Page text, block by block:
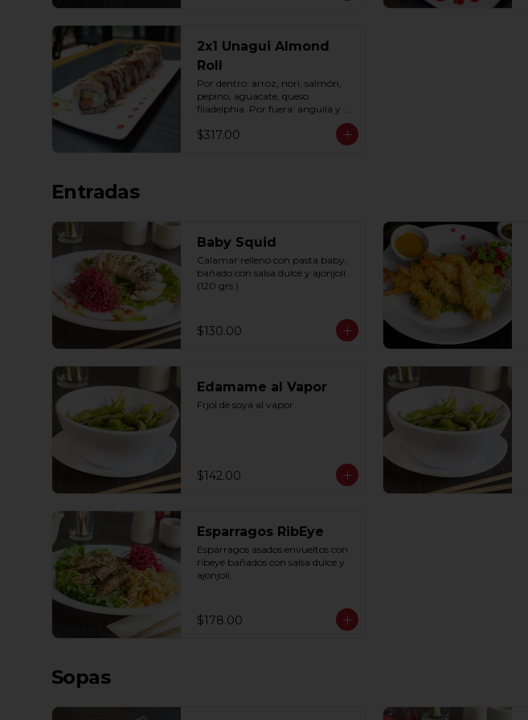
2x1 Unagui Almond
Roll
Por dentro: arroz, nori, salmón,
pepino, aguacate, queso
filadelphia. Por fuera: anguila y
almendra, bañado en salsa dulce
(10 pzas. por rollo).
$317.00
Entradas
Baby Squid
Calamar relleno con pasta baby,
bañado con salsa dulce y ajonjolí.
(120 grs.)
$130.00
Edamame al Vapor
Frjol de soya al vapor
$142.00
Esparragos RibEye
Espárragos asados envueltos con
ribeye bañados con salsa dulce y
ajonjolí.
$178.00
Sopas